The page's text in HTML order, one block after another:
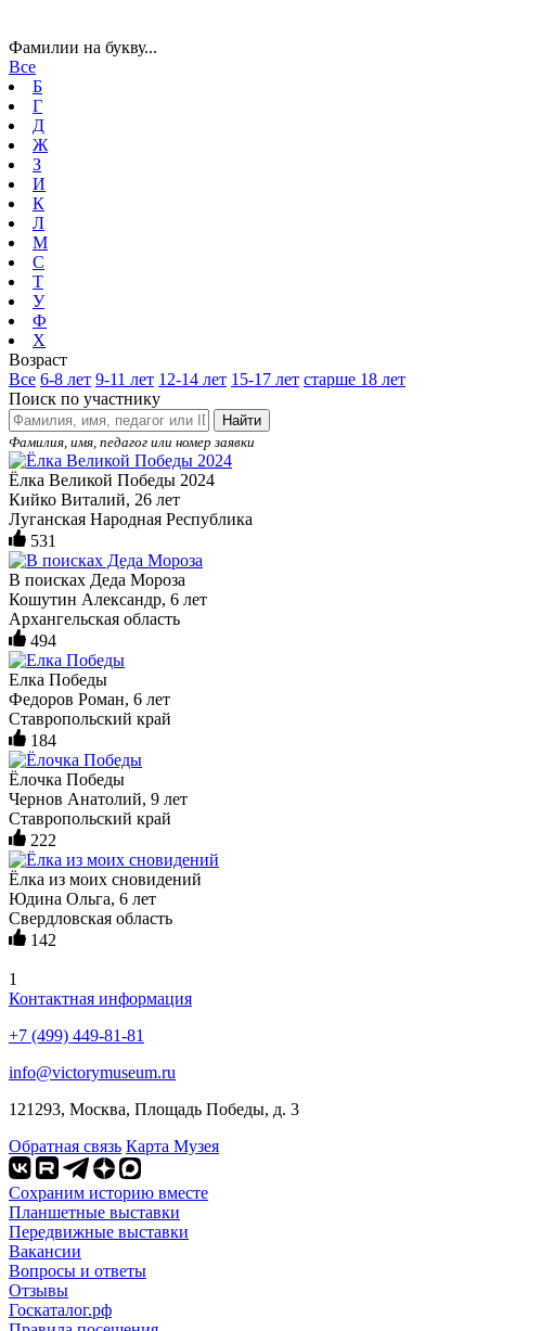
Фамилии на букву...
Все
Б
Г
Д
Ж
З
И
К
Л
М
С
Т
У
Ф
Х
Возраст
Все 6-8 лет 9-11 лет 12-14 лет 15-17 лет старше 18 лет
Поиск по участнику
Найти
Фамилия, имя, педагог или номер заявки
Ёлка Великой Победы 2024
Кийко Виталий, 26 лет
Луганская Народная Республика
531
В поисках Деда Мороза
Кошутин Александр, 6 лет
Архангельская область
494
Елка Победы
Федоров Роман, 6 лет
Ставропольский край
184
Ёлочка Победы
Чернов Анатолий, 9 лет
Ставропольский край
222
Ёлка из моих сновидений
Юдина Ольга, 6 лет
Свердловская область
142
1
Контактная информация
+7 (499) 449-81-81
info@victorymuseum.ru
121293, Москва, Площадь Победы, д. 3
Обратная связь Карта Музея
Сохраним историю вместе
Планшетные выставки
Передвижные выставки
Вакансии
Вопросы и ответы
Отзывы
Госкаталог.рф